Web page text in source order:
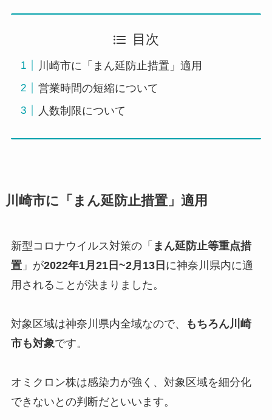
目次
川崎市に「まん延防止措置」適用
営業時間の短縮について
人数制限について
川崎市に「まん延防止措置」適用
新型コロナウイルス対策の「 まん延防止等重点措
置」が2022年1月21日~2月13日 に神奈川県内に適
用されることが決まりました。
対象区域は神奈川県内全域なので、
もちろん川崎
市も対象です。
オミクロン株は感染力が強く、対象区域を細分化
できないとの判断だといいます。